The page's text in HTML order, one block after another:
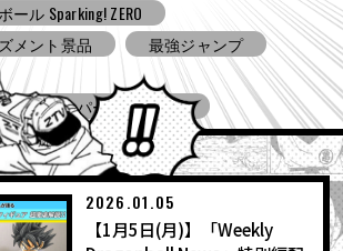
DBSCG
ールスーパーダイバーズ
ール ゼノバース３
ール ゲキシン スクアドラ
Grandista
BLOOD OF SAIYANS
メント景品
バンプレスト
とよたろうが描いてみた
ール Sparking! ZERO
2026.01.05
【1月5日(月)】「Weekly